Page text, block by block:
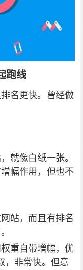
跑线
名更快。曾经做
就像白纸一张。
幅作用，但也不
站，而且有排名
重自带增幅，优
，非常快。但意